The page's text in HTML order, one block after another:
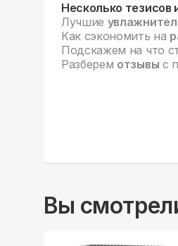
Несколько тезисов
Лучшие
Как сэкономить на
Подскажем на что
Разберем отзывы с
Вы